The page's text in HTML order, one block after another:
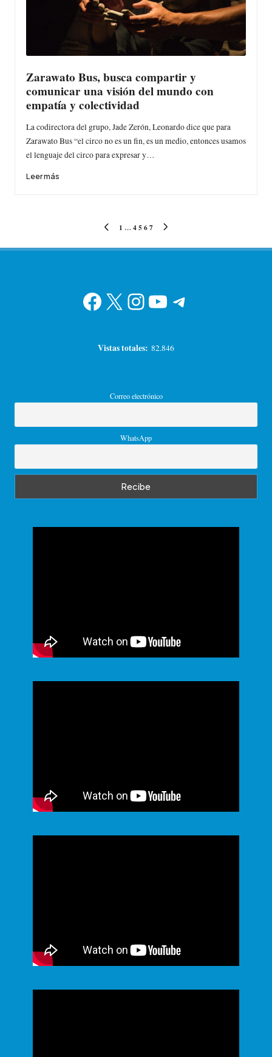
Zarawato Bus, busca compartir y
comunicar una visión del mundo con
empatía y colectividad
La codirectora del grupo, Jade Zerón, Leonardo dice que para
Zarawato Bus “el circo no es un fin, es un medio, entonces usamos
el lenguaje del circo para expresar y…
Leer más
de
PÁGINA
1 … 45 67
Facebook
X Instagram
YouTube
Telegram
Vistas totales: 82.846
Correo electrónico
WhatsApp